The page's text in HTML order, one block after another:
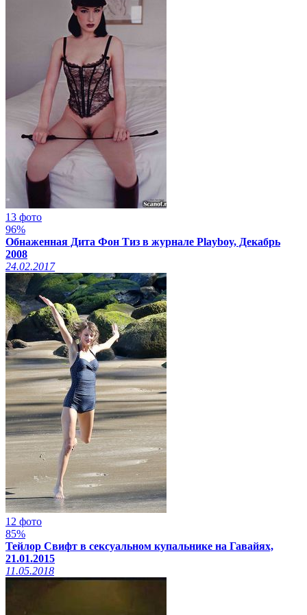
13 фото
96%
Обнаженная Дита Фон Тиз в журнале Playboy, Декабрь
2008
24.02.2017
12 фото
85%
Тейлор Свифт в сексуальном купальнике на Гавайях,
21.01.2015
11.05.2018